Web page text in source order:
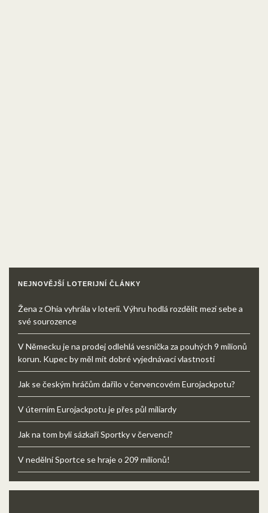
NEJNOVĚJŠÍ LOTERIJNÍ ČLÁNKY
Žena z Ohia vyhrála v loterii. Výhru hodlá rozdělit mezi sebe a
své sourozence
V Německu je na prodej odlehlá vesnička za pouhých 9 milionů
korun. Kupec by měl mít dobré vyjednávací vlastnosti
Jak se českým hráčům dařilo v červencovém Eurojackpotu?
V úterním Eurojackpotu je přes půl miliardy
Jak na tom byli sázkaři Sportky v červenci?
V nedělní Sportce se hraje o 209 milionů!